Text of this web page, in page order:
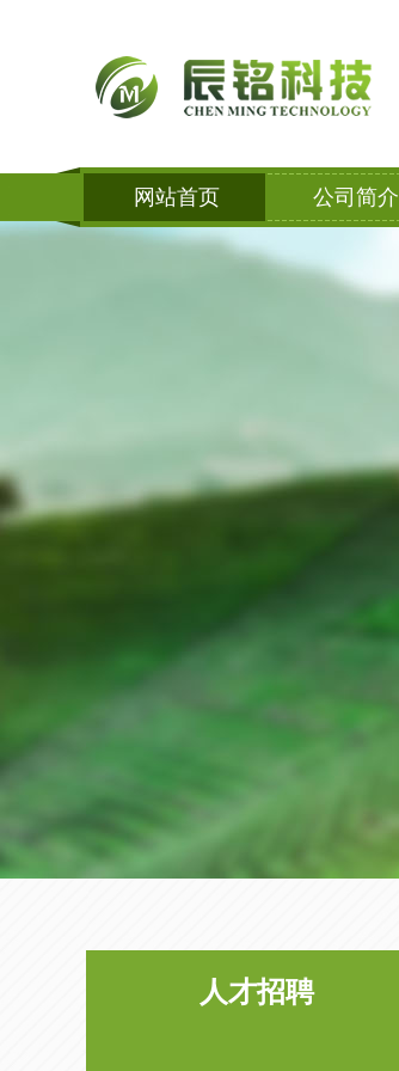
网站首页 公司简介
人才招聘